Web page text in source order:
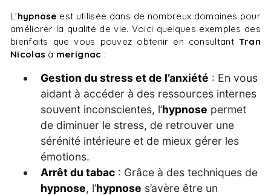
L’hypnose est utilisée dans de nombreux domaines pour
améliorer la qualité de vie. Voici quelques exemples des
bienfaits que vous pouvez obtenir en consultant Tran
Nicolas à merignac :
Gestion du stress et de l’anxiété : En vous
aidant à accéder à des ressources internes
souvent inconscientes, l’hypnose permet
de diminuer le stress, de retrouver une
sérénité intérieure et de mieux gérer les
émotions.
Arrêt du tabac : Grâce à des techniques de
hypnose, l’hypnose s’avère être un